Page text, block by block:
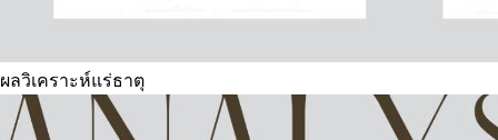
ผลวิเคราะห์แร่ธาตุ